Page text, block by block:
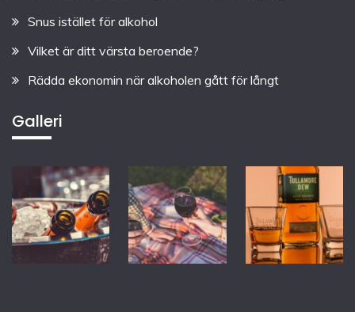
Snus istället för alkohol
Vilket är ditt värsta beroende?
Rädda ekonomin när alkoholen gått för långt
Galleri